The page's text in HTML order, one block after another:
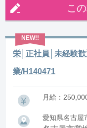
こ
栄│正社員│未経験
業/H140471
月給：
愛知県名古屋